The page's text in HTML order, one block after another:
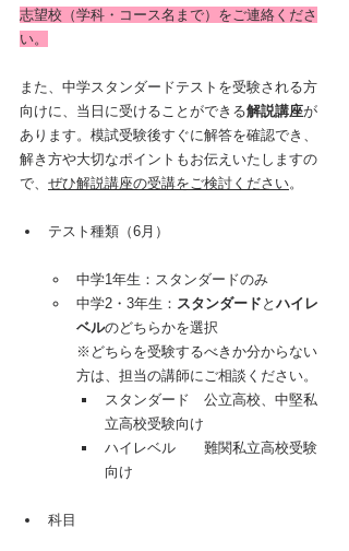
志望校（学科・コース名まで）をご連絡くださ
い。
また、中学スタンダードテストを受験される方
向けに、当日に受けることができる解説講座が
あります。模試受験後すぐに解答を確認でき、
解き方や大切なポイントもお伝えいたしますの
で、 ぜひ解説講座の受講をご検討ください。
テスト種類（6月）
中学1年生：スタンダードのみ
中学2・3年生： スタンダード と ハイレ
ベルのどちらかを選択
※どちらを受験するべきか分からない
方は、担当の講師にご相談ください。
スタンダード　公立高校、中堅私
立高校受験向け
ハイレベル　　難関私立高校受験
向け
科目